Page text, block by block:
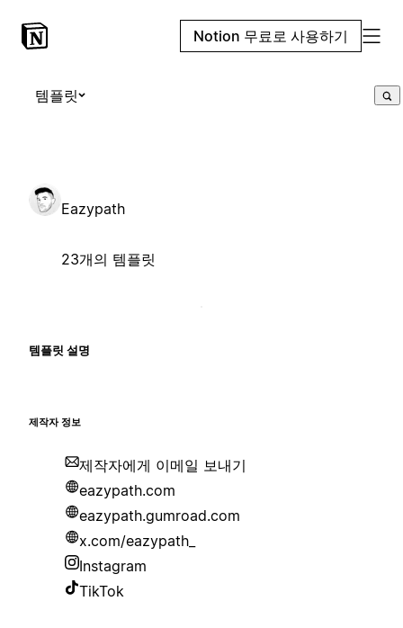
Notion 무료로 사용하기
템플릿
Eazypath
23개의 템플릿
템플릿 설명
제작자 정보
제작자에게 이메일 보내기
eazypath.com
eazypath.gumroad.com
x.com/eazypath_
Instagram
TikTok